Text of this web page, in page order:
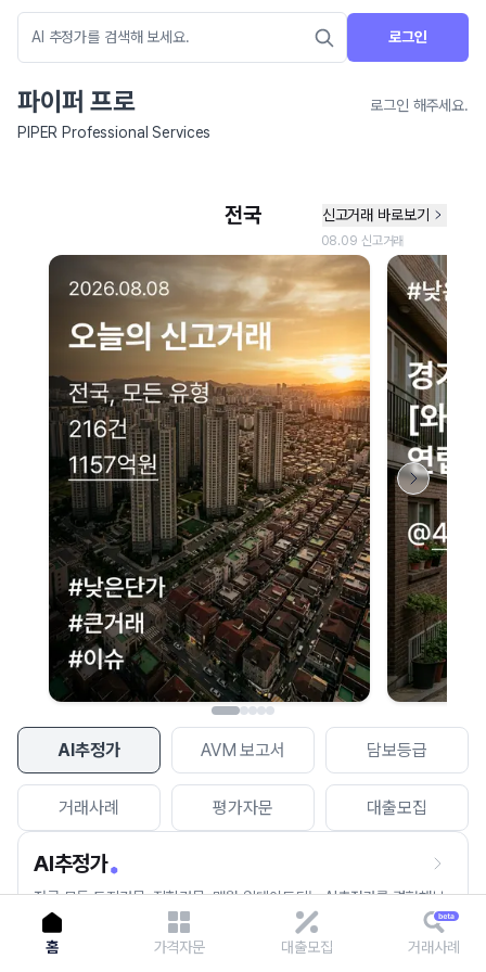
로그인
파이퍼 프로
로그인 해주세요.
PIPER Professional Services
AI추정가 AVM 보고서 담보등급
거래사례 평가자문 대출모집
AI추정가
전국 모든 토지건물, 집합건물, 매월 업데이트되는 AI추정가를 경험해보
세요.
네이버 지도 연결 안내
현재 네이버 지도 연결이 원활하지 않아 지도를 불러올 수 없습니다.
이용에 불편을 드려 죄송합니다.
다시 시도
홈 가격자문 대출모집 거래사례